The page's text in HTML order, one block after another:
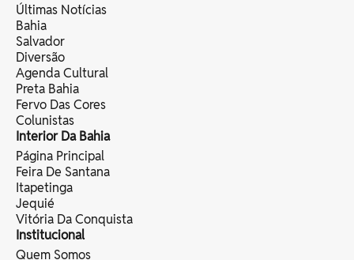
Últimas Notícias
Bahia
Salvador
Diversão
Agenda Cultural
Preta Bahia
Fervo Das Cores
Colunistas
Interior Da Bahia
Página Principal
Feira De Santana
Itapetinga
Jequié
Vitória Da Conquista
Institucional
Quem Somos